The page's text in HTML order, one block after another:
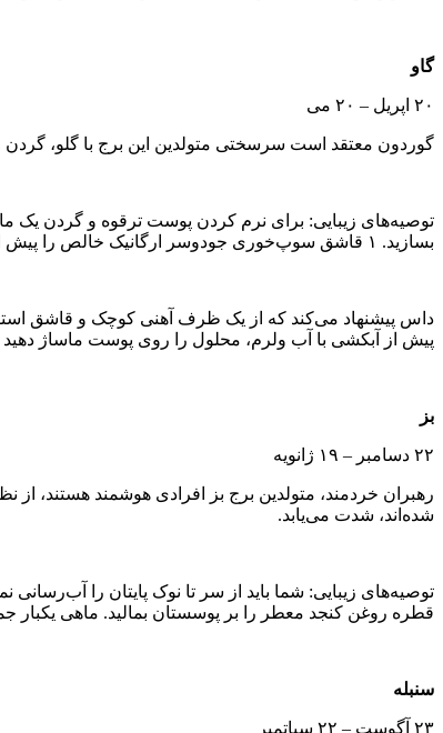
گاو
۲۰ اپریل – ۲۰ می
گوردون معتقد است سرسختی متولدین این برج با گلو،
توصیه‌های زیبایی: برای نرم کردن پوست ترقوه و گردن یک
بسازید. ۱ قاشق سوپ‌خوری جودوسر ارگانیک خالص را پیش از آنکه با ۲ قاشق سوپ‌خوری ژل ۱۰۰ خالص آلوورا مخلوط کنید، با دقت تمام درون قهوه‌ساب ریخته و آسیاب کنید.
پیش از آبکشی با آب ولرم، محلول را روی پوست ماساژ
بز
۲۲ دسامبر – ۱۹ ژانویه
رهبران خردمند، متولدین برج بز افرادی هوشمند
شده‌اند، شدت می‌یابد.
قطره روغن کنجد معطر را بر پوسستان بمالید. ماهی یکبار جمجمه‌ی سرتان را با عشق ماساژ دهید: ۵ تا ۷ قطره روغن بادام را
سنبله
۲۳ آگوست – ۲۲ سپاتمبر